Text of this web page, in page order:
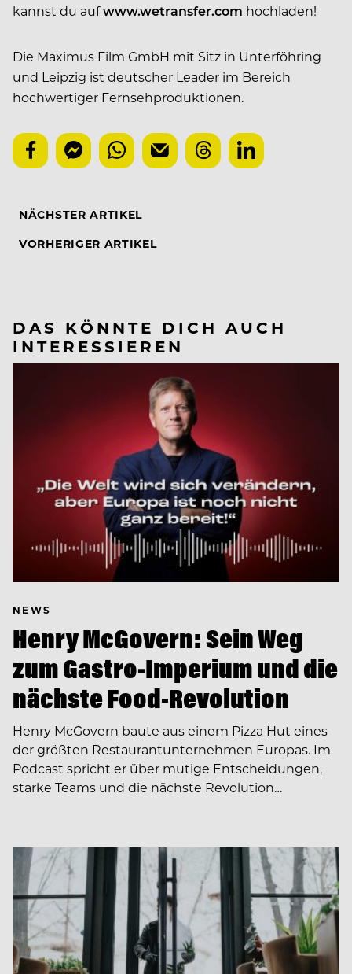
kannst du aufwww.wetransfer.com hochladen!
Die Maximus Film GmbH mit Sitz in Unterföhring
und Leipzig ist deutscher Leader im Bereich
hochwertiger Fernsehproduktionen.
NÄCHSTER ARTIKEL
VORHERIGER ARTIKEL
DAS KÖNNTE DICH AUCH
INTERESSIEREN
NEWS
Henry McGovern: Sein Weg
zum Gastro-Imperium und die
nächste Food-Revolution
Henry McGovern baute aus einem Pizza Hut eines
der größten Restaurantunternehmen Europas. Im
Podcast spricht er über mutige Entscheidungen,
starke Teams und die nächste Revolution…